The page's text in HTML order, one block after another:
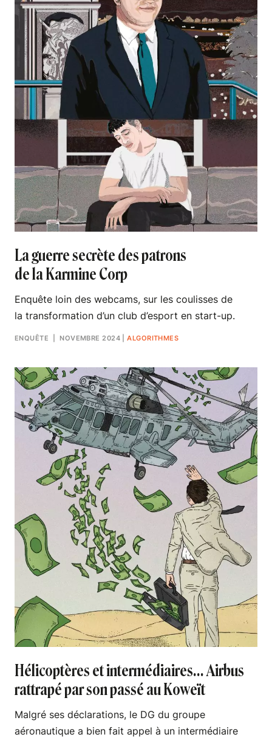
La guerre secrète des patrons
de la Karmine Corp
Enquête loin des webcams, sur les coulisses de
la transformation d’un club d’esport en start-up.
ENQUÊTE | NOVEMBRE 2024 |ALGORITHMES
Hélicoptères et intermédiaires… Airbus
rattrapé par son passé au Koweït
Malgré ses déclarations, le DG du groupe
aéronautique a bien fait appel à un intermédiaire